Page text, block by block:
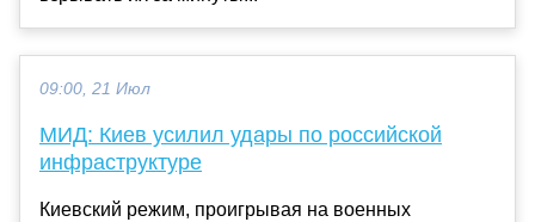
09:00, 21 Июл
МИД: Киев усилил удары по российской
инфраструктуре
Киевский режим, проигрывая на военных